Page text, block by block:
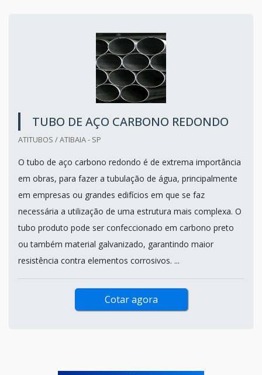
TUBO DE AÇO CARBONO REDONDO
ATITUBOS / ATIBAIA - SP
O tubo de aço carbono redondo é de extrema importância
em obras, para fazer a tubulação de água, principalmente
em empresas ou grandes edifícios em que se faz
necessária a utilização de uma estrutura mais complexa. O
tubo produto pode ser confeccionado em carbono preto
ou também material galvanizado, garantindo maior
resistência contra elementos corrosivos. ...
Cotar agora